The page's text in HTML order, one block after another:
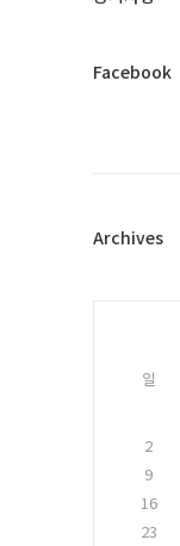
페
플
Facebook
Archives
일
2
9
16
23